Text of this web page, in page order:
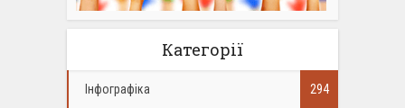
Категорії
Інфографіка 294